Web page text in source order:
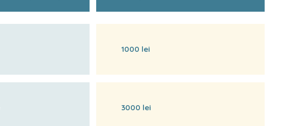
1000 lei
3000 lei